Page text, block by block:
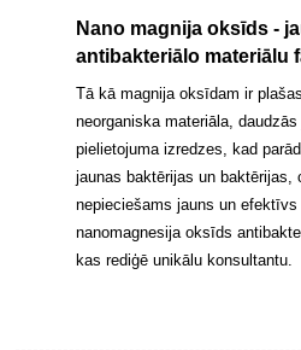
Nano magnija oksīds -
antibakteriālo materiālu
Tā kā magnija oksīdam ir
neorganiska materiāla,
pielietojuma izredzes, kad
jaunas baktērijas un baktērijas,
nepieciešams jauns un
nanomagnesija oksīds
kas rediģē unikālu konsultantu.